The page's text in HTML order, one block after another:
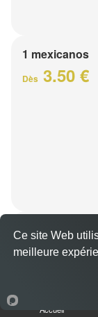
1 mexicanos
Dès 3.50 €
Barquette de
Dès7.50 €
1 viande au
Accueil
Ce site Web
meilleure